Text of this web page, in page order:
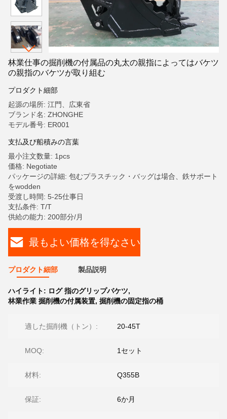
林業仕事の掘削機の付属品の丸太の親指によってはバケツ
の親指のバケツが取り組む
プロダクト細部
起源の場所: 江門、広東省
ブランド名: ZHONGHE
モデル番号: ER001
支払及び船積みの言葉
最小注文数量: 1pcs
価格: Negotiate
パッケージの詳細: 包むプラスチック・バッグは場合、鉄サポート
をwodden
受渡し時間: 5-25仕事日
支払条件: T/T
供給の能力: 200部分/月
最もよい価格を得なさい
プロダクト細部 製品説明
ハイライト: ログ 指のグリップバケツ,
林業作業 掘削機の付属装置, 掘削機の固定指の桶
適した掘削機（トン）: 20-45T
MOQ: 1セット
材料: Q355B
保証: 6か月